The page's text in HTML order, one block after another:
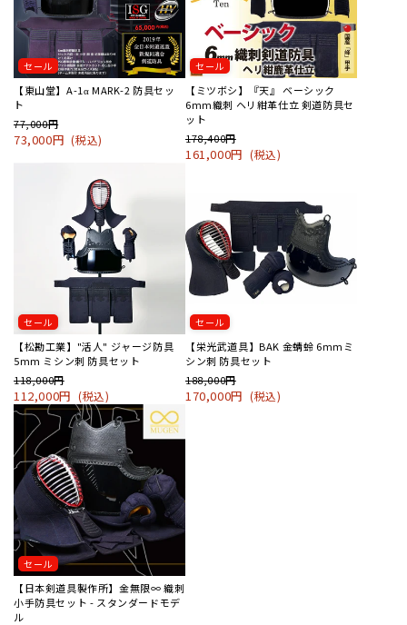
セール
【東山堂】A-1α MARK-2 防具セッ
ト
77,000円
73,000円(税込)
セール
【ミツボシ】『天』 ベーシック
6mm織刺 ヘリ紺革仕立 剣道防具セ
ット
178,400円
161,000円 (税込)
セール
【松勘工業】"活人" ジャージ防具
5mm ミシン刺 防具セット
118,000円
112,000円 (税込)
セール
【栄光武道具】BAK 金蜻蛉 6mmミ
シン刺 防具セット
188,000円
170,000円 (税込)
セール
【日本剣道具製作所】金無限∞ 織刺
小手防具セット - スタンダードモデ
ル